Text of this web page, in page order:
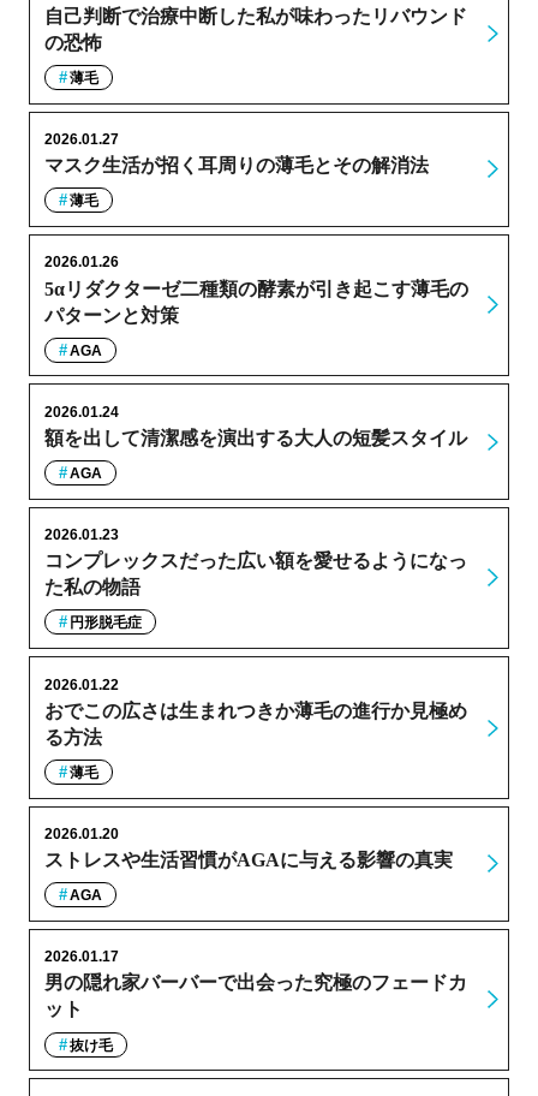
自己判断で治療中断した私が味わったリバウンド
の恐怖
薄毛
マスク生活が招く耳周りの薄毛とその解消法
2026.01.27
薄毛
5αリダクターゼ二種類の酵素が引き起こす薄毛の
パターンと対策
2026.01.26
AGA
額を出して清潔感を演出する大人の短髪スタイル
2026.01.24
AGA
コンプレックスだった広い額を愛せるようになっ
た私の物語
2026.01.23
円形脱毛症
おでこの広さは生まれつきか薄毛の進行か見極め
る方法
2026.01.22
薄毛
ストレスや生活習慣がAGAに与える影響の真実
2026.01.20
AGA
男の隠れ家バーバーで出会った究極のフェードカ
ット
2026.01.17
抜け毛